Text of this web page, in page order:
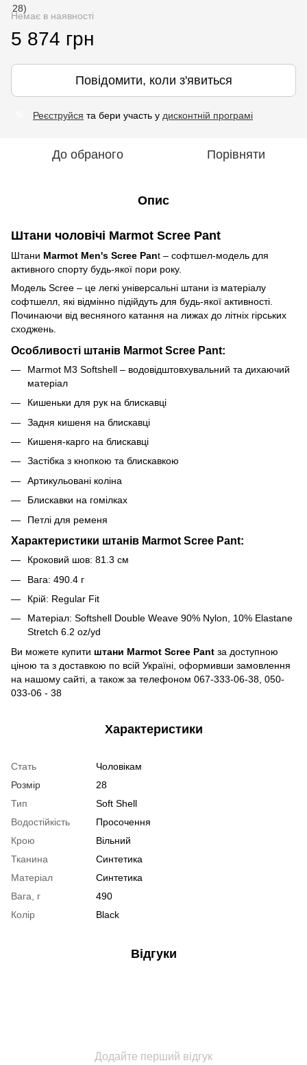
Немає в наявності
5 874 грн
Повідомити, коли з'явиться
Реєструйся та бери участь у дисконтній програмі
До обраного Порівняти
Опис
Штани чоловічі Marmot Scree Pant
Штани Marmot Men's Scree Pant – софтшел-модель для
активного спорту будь-якої пори року.
Модель Scree – це легкі універсальні штани із матеріалу
софтшелл, які відмінно підійдуть для будь-якої активності.
Починаючи від весняного катання на лижах до літніх гірських
сходжень.
Особливості штанів Marmot Scree Pant:
Marmot M3 Softshell – водовідштовхувальний та дихаючий
матеріал
Кишеньки для рук на блискавці
Задня кишеня на блискавці
Кишеня-карго на блискавці
Застібка з кнопкою та блискавкою
Артикульовані коліна
Блискавки на гомілках
Петлі для ременя
Характеристики штанів Marmot Scree Pant:
Кроковий шов: 81.3 см
Вага: 490.4 г
Крій: Regular Fit
Матеріал: Softshell Double Weave 90% Nylon, 10% Elastane
Stretch 6.2 oz/yd
Ви можете купити штани Marmot Scree Pant за доступною
ціною та з доставкою по всій Україні, оформивши замовлення
на нашому сайті, а також за телефоном 067-333-06-38, 050-
033-06 - 38
Характеристики
Стать
Чоловікам
Розмір
28
Тип
Soft Shell
Водостійкість
Просочення
Крою
Вільний
Тканина
Синтетика
Матеріал
Синтетика
Вага, г
490
Колір
Black
Відгуки
Додайте перший відгук